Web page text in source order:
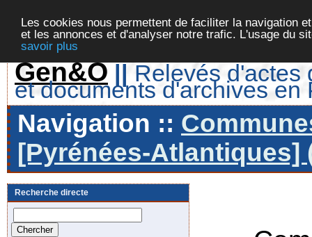
Les cookies nous permettent de faciliter la navigation
et les annonces et d'analyser notre trafic. L'usage du
savoir plus
Gen&O || Relevés d'actes
et documents d'archives en
Navigation ::
[Pyrénées-Atlantiques]
Recherche directe